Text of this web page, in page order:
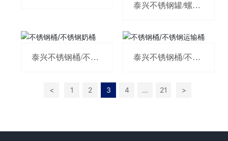
泰兴不锈钢罐/螺纹
泰兴不锈钢桶/不锈
泰兴不锈钢桶/不锈
< 1 2 3 4 ... 21 >